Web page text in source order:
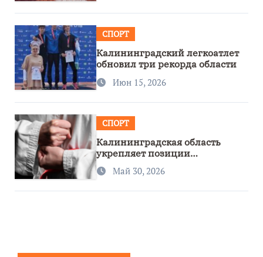
СПОРТ
Калининградский легкоатлет
обновил три рекорда области
Июн 15, 2026
СПОРТ
Калининградская область
укрепляет позиции
спортивного региона
Май 30, 2026